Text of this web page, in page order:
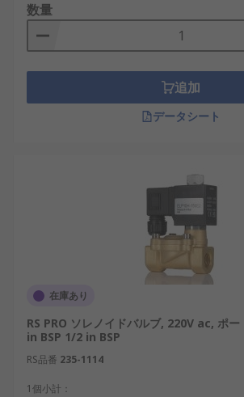
数量
追加
データシート
在庫あり
RS PRO ソレノイドバルブ, 220V ac, ポ
in BSP 1/2 in BSP
RS品番 235-1114
1個小計：